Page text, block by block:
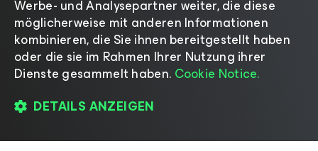
Sprache ändern
Werbe- und Analysepartner weiter, die diese
möglicherweise mit anderen Informationen
kombinieren, die Sie ihnen bereitgestellt haben
oder die sie im Rahmen Ihrer Nutzung ihrer
Dienste gesammelt haben. Cookie Notice.
DETAILS ANZEIGEN